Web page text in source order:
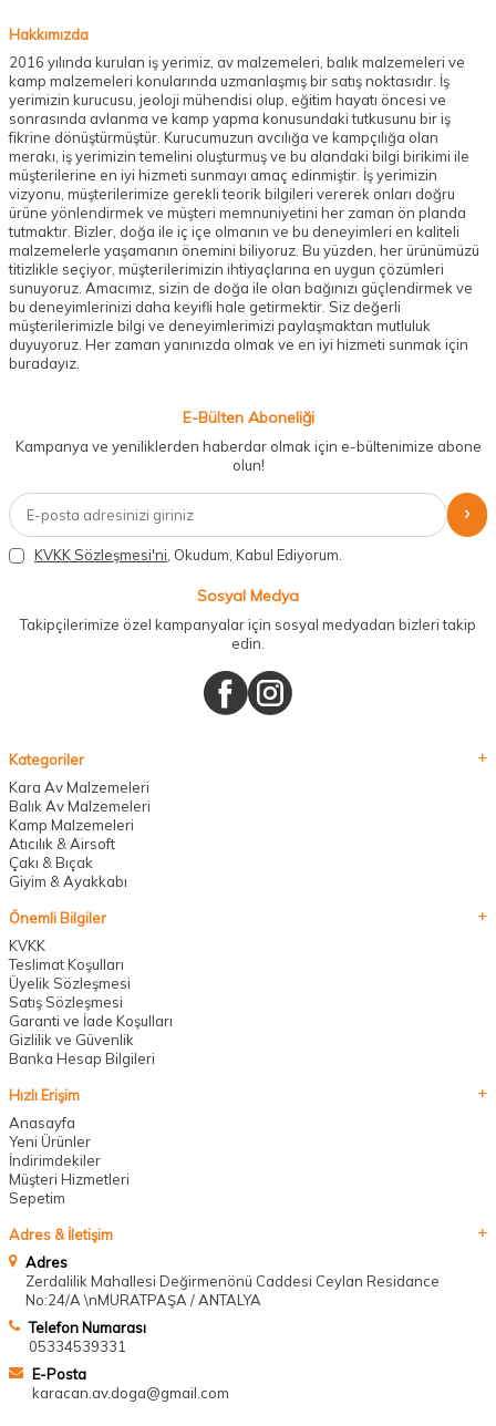
Hakkımızda
2016 yılında kurulan iş yerimiz, av malzemeleri, balık malzemeleri ve
kamp malzemeleri konularında uzmanlaşmış bir satış noktasıdır. İş
yerimizin kurucusu, jeoloji mühendisi olup, eğitim hayatı öncesi ve
sonrasında avlanma ve kamp yapma konusundaki tutkusunu bir iş
fikrine dönüştürmüştür. Kurucumuzun avcılığa ve kampçılığa olan
merakı, iş yerimizin temelini oluşturmuş ve bu alandaki bilgi birikimi ile
müşterilerine en iyi hizmeti sunmayı amaç edinmiştir. İş yerimizin
vizyonu, müşterilerimize gerekli teorik bilgileri vererek onları doğru
ürüne yönlendirmek ve müşteri memnuniyetini her zaman ön planda
tutmaktır. Bizler, doğa ile iç içe olmanın ve bu deneyimleri en kaliteli
malzemelerle yaşamanın önemini biliyoruz. Bu yüzden, her ürünümüzü
titizlikle seçiyor, müşterilerimizin ihtiyaçlarına en uygun çözümleri
sunuyoruz. Amacımız, sizin de doğa ile olan bağınızı güçlendirmek ve
bu deneyimlerinizi daha keyifli hale getirmektir. Siz değerli
müşterilerimizle bilgi ve deneyimlerimizi paylaşmaktan mutluluk
duyuyoruz. Her zaman yanınızda olmak ve en iyi hizmeti sunmak için
buradayız.
E-Bülten Aboneliği
Kampanya ve yeniliklerden haberdar olmak için e-bültenimize abone
olun!
KVKK Sözleşmesi'ni , Okudum, Kabul Ediyorum.
Sosyal Medya
Takipçilerimize özel kampanyalar için sosyal medyadan bizleri takip
edin.
Kategoriler
Kara Av Malzemeleri
Balık Av Malzemeleri
Kamp Malzemeleri
Atıcılık & Airsoft
Çakı & Bıçak
Giyim & Ayakkabı
Önemli Bilgiler
KVKK
Teslimat Koşulları
Üyelik Sözleşmesi
Satış Sözleşmesi
Garanti ve İade Koşulları
Gizlilik ve Güvenlik
Banka Hesap Bilgileri
Hızlı Erişim
Anasayfa
Yeni Ürünler
İndirimdekiler
Müşteri Hizmetleri
Sepetim
Adres & İletişim
Adres
Zerdalilik Mahallesi Değirmenönü Caddesi Ceylan Residance
No:24/A \nMURATPAŞA / ANTALYA
Telefon Numarası
05334539331
E-Posta
karacan.av.doga@gmail.com